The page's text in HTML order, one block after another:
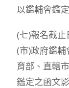
以鑑輔會鑑
(七)報名截
(市)政府鑑
育部、直轄
鑑定之函文